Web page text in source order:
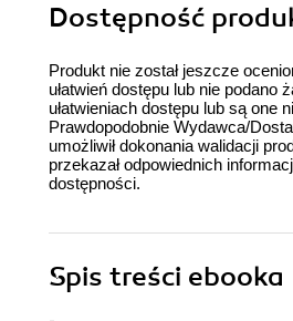
Dostępność
Produkt nie został jeszcze
ułatwień dostępu lub nie podano
ułatwieniach dostępu lub są one
Prawdopodobnie Wydawca/
umożliwił dokonania walidacji
przekazał odpowiednich
dostępności.
Spis treści ebooka